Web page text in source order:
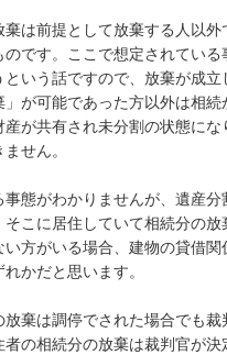
は前提として放棄する人以外
のです。ここで想定されてい
という話ですので、放棄が成立
」が可能であった方以外は相
産が共有され未分割の状態に
せん。
態がわかりませんが、遺産分
そこに居住していて相続分の放
い方がいる場合、建物の貸借
かだと思います。
放棄は調停でされた場合でも裁
者の相続分の放棄は裁判官が決